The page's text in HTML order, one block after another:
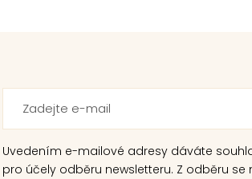
Uvedením e-mailové adresy dáváte
pro účely odběru newsletteru. Z odběru se